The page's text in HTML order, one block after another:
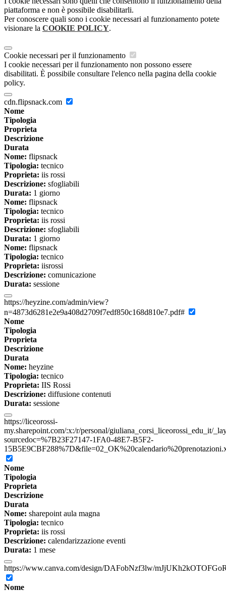
piattaforma e non è possibile disabilitarli.
Per conoscere quali sono i cookie necessari al funzionamento potete
visionare la COOKIE POLICY.
Cookie necessari per il funzionamento
I cookie necessari per il funzionamento non possono essere
disabilitati. È possibile consultare l'elenco nella pagina della cookie
policy.
cdn.flipsnack.com
Nome
Tipologia
Proprieta
Descrizione
Durata
Nome: flipsnack
Tipologia: tecnico
Proprieta: iis rossi
Descrizione: sfogliabili
Durata: 1 giorno
Nome: flipsnack
Tipologia: tecnico
Proprieta: iis rossi
Descrizione: sfogliabili
Durata: 1 giorno
Nome: flipsnack
Tipologia: tecnico
Proprieta: iisrossi
Descrizione: comunicazione
Durata: sessione
https://heyzine.com/admin/view?
n=4873d6281e2e9a408d2709f7edf850c168d810e7.pdf#
Nome
Tipologia
Proprieta
Descrizione
Durata
Nome: heyzine
Tipologia: tecnico
Proprieta: IIS Rossi
Descrizione: diffusione contenuti
Durata: sessione
https://liceorossi-
my.sharepoint.com/:x:/r/personal/giuliana_corsi_liceorossi_edu_it/
sourcedoc=%7B23F27147-1FA0-48E7-B5F2-
Nome
Tipologia
Proprieta
Descrizione
Durata
Nome: sharepoint aula magna
Tipologia: tecnico
Proprieta: iis rossi
Descrizione: calendarizzazione eventi
Durata: 1 mese
https://www.canva.com/design/DAFobNzf3lw/
Nome